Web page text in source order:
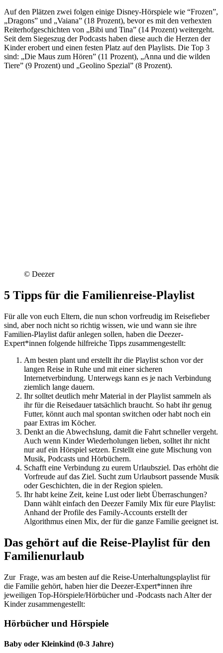
Auf den Plätzen zwei folgen einige Disney-Hörspiele wie “Frozen”,
„Dragons” und „Vaiana” (18 Prozent), bevor es mit den verhexten
Reiterhofgeschichten von „Bibi und Tina” (14 Prozent) weitergeht.
Seit dem Siegeszug der Podcasts haben diese auch die Herzen der
Kinder erobert und einen festen Platz auf den Playlists. Die Top 3
sind: „Die Maus zum Hören” (11 Prozent), „Anna und die wilden
Tiere” (9 Prozent) und „Geolino Spezial” (8 Prozent).
© Deezer
5 Tipps für die Familienreise-Playlist
Für alle von euch Eltern, die nun schon vorfreudig im Reisefieber
sind, aber noch nicht so richtig wissen, wie und wann sie ihre
Familien-Playlist dafür anlegen sollen, haben die Deezer-
Expert*innen folgende hilfreiche Tipps zusammengestellt:
Am besten plant und erstellt ihr die Playlist schon vor der
langen Reise in Ruhe und mit einer sicheren
Internetverbindung. Unterwegs kann es je nach Verbindung
ziemlich lange dauern.
Ihr solltet deutlich mehr Material in der Playlist sammeln als
ihr für die Reisedauer tatsächlich braucht. So habt ihr genug
Futter, könnt auch mal spontan switchen oder habt noch ein
paar Extras im Köcher.
Denkt an die Abwechslung, damit die Fahrt schneller vergeht.
Auch wenn Kinder Wiederholungen lieben, solltet ihr nicht
nur auf ein Hörspiel setzen. Erstellt eine gute Mischung von
Musik, Podcasts und Hörbüchern.
Schafft eine Verbindung zu eurem Urlaubsziel. Das erhöht die
Vorfreude auf das Ziel. Sucht zum Urlaubsort passende Musik
oder Geschichten, die in der Region spielen.
Ihr habt keine Zeit, keine Lust oder liebt Überraschungen?
Dann wählt einfach den Deezer Family Mix für eure Playlist:
Anhand der Profile des Family-Accounts erstellt der
Algorithmus einen Mix, der für die ganze Familie geeignet ist.
Das gehört auf die Reise-Playlist für den
Familienurlaub
Zur Frage, was am besten auf die Reise-Unterhaltungsplaylist für
die Familie gehört, haben hier die Deezer-Expert*innen ihre
jeweiligen Top-Hörspiele/Hörbücher und -Podcasts nach Alter der
Kinder zusammengestellt:
Hörbücher und Hörspiele
Baby oder Kleinkind (0-3 Jahre)